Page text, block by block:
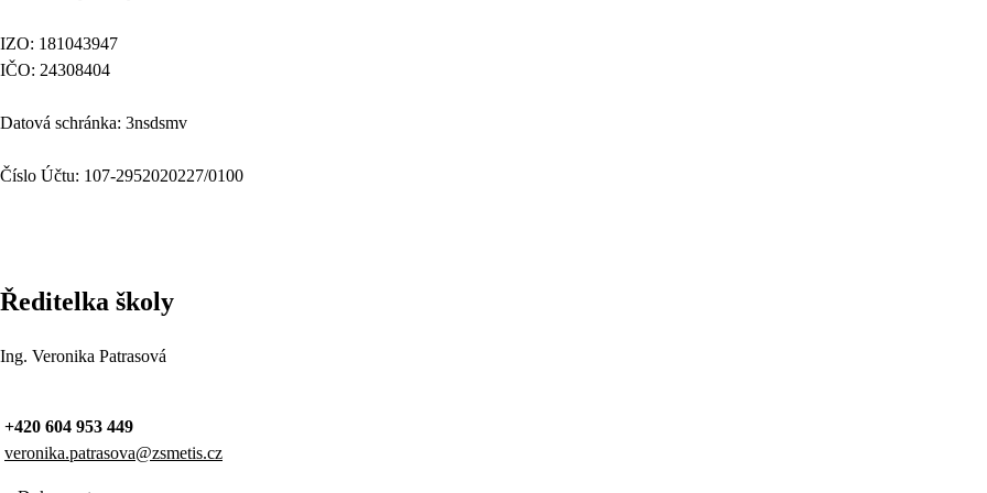
IZO: 181043947
IČO: 24308404
Datová schránka: 3nsdsmv
Číslo Účtu: 107-2952020227/0100
Ředitelka školy
Ing. Veronika Patrasová
+420 604 953 449
veronika.patrasova@zsmetis.cz